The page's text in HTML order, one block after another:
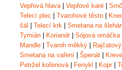
Vepřová hlava | Vepřové karé |
Telecí plec | Tvarohové těsto |
šál | Telecí krk | Smetana na
Tymián | Koriandr| Sójová omáčka
Mandle | Tvaroh měkký |
Smetana na vaření | Špenát |
Petržel kořenová | Fenykl | Kopr|